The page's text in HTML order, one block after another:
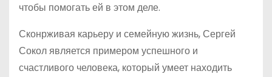
чтобы помогать ей в этом деле.
Сконрживая карьеру и семейную жизнь, Сергей
Сокол является примером успешного и
счастливого человека, который умеет находить